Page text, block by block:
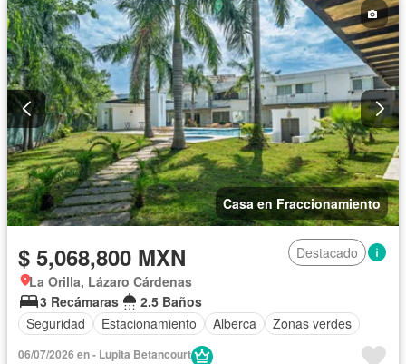
Casa en Fraccionamiento
$ 5,068,800 MXN
Destacado
La Orilla, Lázaro Cárdenas
3 Recámaras
2.5 Baños
Seguridad
Estacionamiento Alberca Zonas verdes
06/07/2026 en - Lupita Betancourt